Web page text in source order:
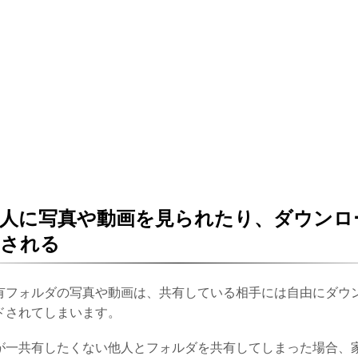
に写真や動画を見られたり、ダウンロ
される
フォルダの写真や動画は、共有している相手には自由にダウ
されてしまいます。
一共有したくない他人とフォルダを共有してしまった場合、